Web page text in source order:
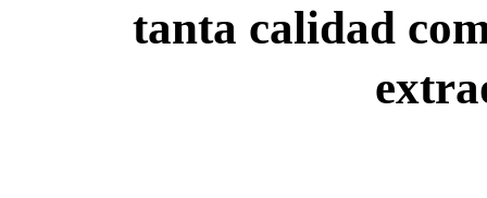
tanta calidad